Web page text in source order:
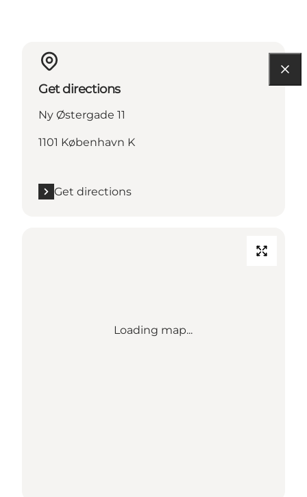
Get directions
Ny Østergade 11
1101 København K
Get directions
Loading map...